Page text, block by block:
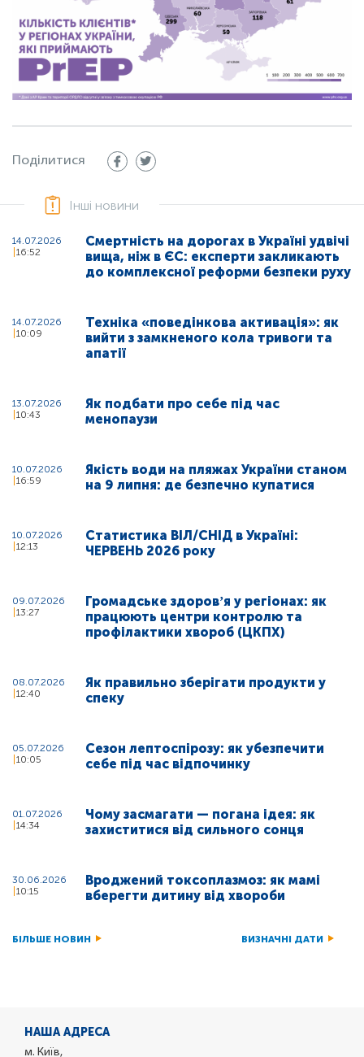
Поділитися
Інші новини
14.07.2026
16:52
Смертність на дорогах в Україні удвічі
вища, ніж в ЄС: експерти закликають
до комплексної реформи безпеки руху
14.07.2026
10:09
Техніка «поведінкова активація»: як
вийти з замкненого кола тривоги та
апатії
13.07.2026
10:43
Як подбати про себе під час
менопаузи
10.07.2026
16:59
Якість води на пляжах України станом
на 9 липня: де безпечно купатися
10.07.2026
12:13
Статистика ВІЛ/СНІД в Україні:
ЧЕРВЕНЬ 2026 року
09.07.2026
13:27
Громадське здоровʼя у регіонах: як
працюють центри контролю та
профілактики хвороб (ЦКПХ)
08.07.2026
12:40
Як правильно зберігати продукти у
спеку
05.07.2026
10:05
Сезон лептоспірозу: як убезпечити
себе під час відпочинку
01.07.2026
14:34
Чому засмагати — погана ідея: як
захиститися від сильного сонця
30.06.2026
10:15
Вроджений токсоплазмоз: як мамі
вберегти дитину від хвороби
БІЛЬШЕ НОВИН ВИЗНАЧНІ ДАТИ
НАША АДРЕСА
м. Київ,